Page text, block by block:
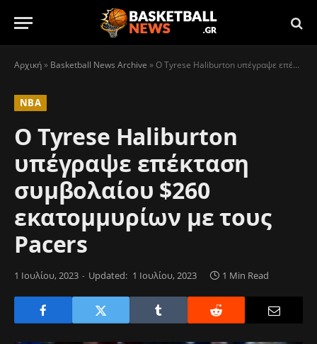
Αρχική» Basketball News Archive »Ο Tyrese Haliburton υπέγραψε επέκταση συμβολαίου $260 εκατομμυρίων με τους Pacers
NBA
Ο Tyrese Haliburton
υπέγραψε επέκταση
συμβολαίου $260
εκατομμυρίων με τους
Pacers
1 Ιουλίου, 2023 Updated: 1 Ιουλίου, 2023 1 Min Read